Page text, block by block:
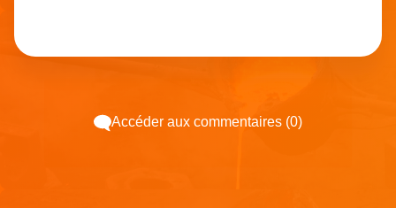
Accéder aux commentaires (0)